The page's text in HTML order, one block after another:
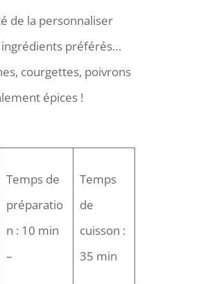
de la personnaliser
ingrédients préférés…
courgettes, poivrons
épices !
Temps de
préparatio
n : 10 min
–
Temps
de
cuisson :
35 min